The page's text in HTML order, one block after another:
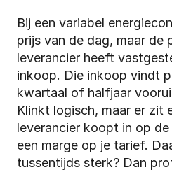
Bij een variabel
prijs van de dag, maar de
leverancier heeft
inkoop. Die inkoop vindt
kwartaal of halfjaar
Klinkt logisch, maar er zit
leverancier koopt in op
een marge op je tarief.
tussentijds sterk? Dan